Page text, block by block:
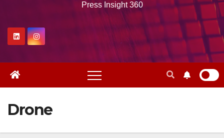
Press Insight 360
Drone